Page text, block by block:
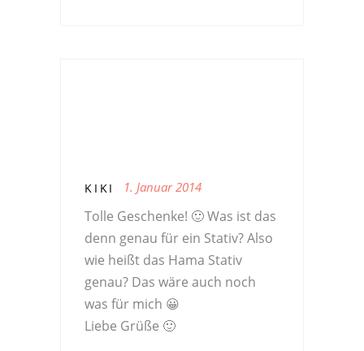
KIKI 1. Januar 2014
Tolle Geschenke! 🙂 Was ist das
denn genau für ein Stativ? Also
wie heißt das Hama Stativ
genau? Das wäre auch noch
was für mich 😀
Liebe Grüße 🙂